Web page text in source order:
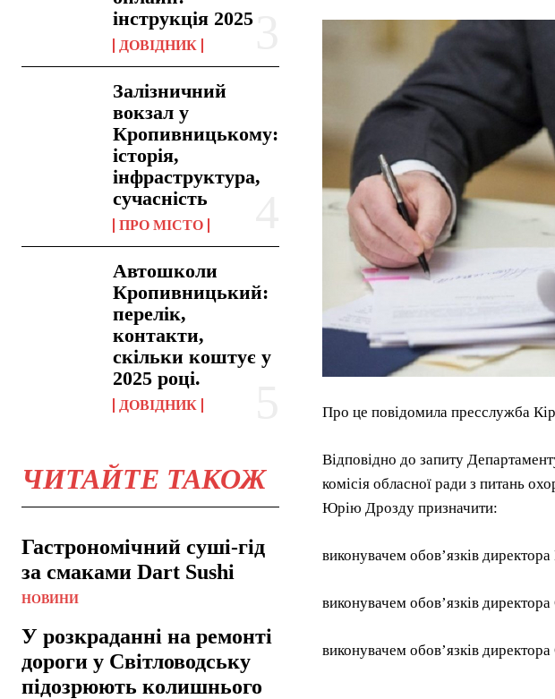
інструкція 2025
ДОВІДНИК
Залізничний
вокзал у
Кропивницькому:
історія,
інфраструктура,
сучасність
ПРО МІСТО
Автошколи
Кропивницький:
перелік,
контакти,
скільки коштує у
2025 році.
ДОВІДНИК
ЧИТАЙТЕ ТАКОЖ
Гастрономічний суші-гід
за смаками Dart Sushi
НОВИНИ
У розкраданні на ремонті
дороги у Світловодську
підозрюють колишнього
Про це повідомила пресслужба
Відповідно до запиту
комісія обласної ради з питань
Юрію Дрозду призначити:
виконувачем обов’язків
виконувачем обов’язків
виконувачем обов’язків